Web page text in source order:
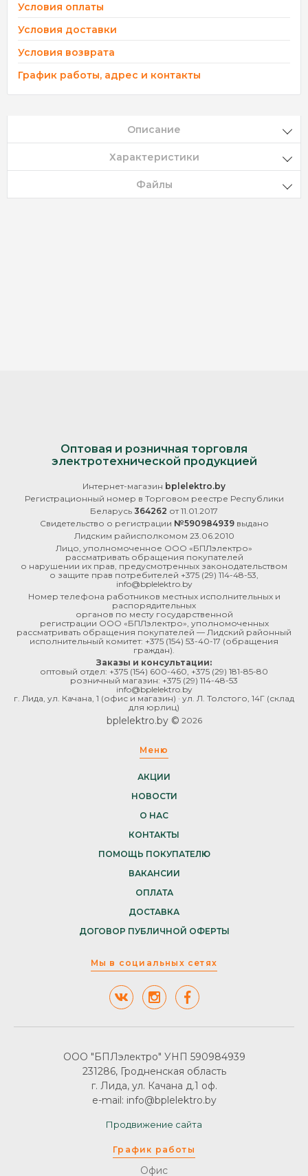
Условия оплаты
Условия доставки
Условия возврата
График работы, адрес и контакты
Описание
Характеристики
Файлы
Оптовая и розничная торговля
электротехнической продукцией
Интернет-магазин bplelektro.by
Регистрационный номер в Торговом реестре Республики
Беларусь 364262 от 11.01.2017
Свидетельство о регистрации №590984939выдано
Лидским райисполкомом 23.06.2010
Лицо, уполномоченное ООО «БПЛэлектро»
рассматривать обращения покупателей
о нарушении их прав, предусмотренных законодательством
о защите прав потребителей +375 (29) 114-48-53
info@bplelektro.by
Номер телефона работников местных исполнительных и
распорядительных
органов по месту государственной
регистрации ООО «БПЛэлектро», уполномоченных
рассматривать обращения покупателей — Лидский районный
исполнительный комитет: +375 (154) 53-40-17 (обращения
граждан).
Заказы и консультации:
оптовый отдел: +375 (154) 600-460 +375 (29) 181-85-80
розничный магазин: +375 (29) 114-48-53
info@bplelektro.by
г. Лида, ул. Качана, 1 (офис и магазин) · ул. Л. Толстого, 14Г (склад
для юрлиц)
bplelektro.by © 2026
Меню
АКЦИИ
НОВОСТИ
О НАС
КОНТАКТЫ
ПОМОЩЬ ПОКУПАТЕЛЮ
ВАКАНСИИ
ОПЛАТА
ДОСТАВКА
ДОГОВОР ПУБЛИЧНОЙ ОФЕРТЫ
Мы в социальных сетях
График работы
Офис
ООО "БПЛэлектро" УНП 590984939
231286, Гродненская область
г. Лида, ул. Качана д.1 оф.
e-mail: info@bplelektro.by
Продвижение сайта